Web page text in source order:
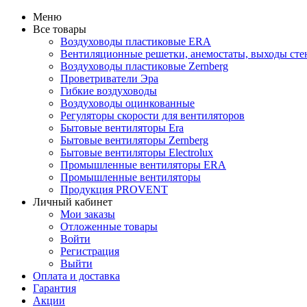
Меню
Все товары
Воздуховоды пластиковые ERA
Вентиляционные решетки, анемостаты, выходы
Воздуховоды пластиковые Zernberg
Проветриватели Эра
Гибкие воздуховоды
Воздуховоды оцинкованные
Регуляторы скорости для вентиляторов
Бытовые вентиляторы Era
Бытовые вентиляторы Zernberg
Бытовые вентиляторы Electrolux
Промышленные вентиляторы ERA
Промышленные вентиляторы
Продукция PROVENT
Личный кабинет
Мои заказы
Отложенные товары
Войти
Регистрация
Выйти
Оплата и доставка
Гарантия
Акции